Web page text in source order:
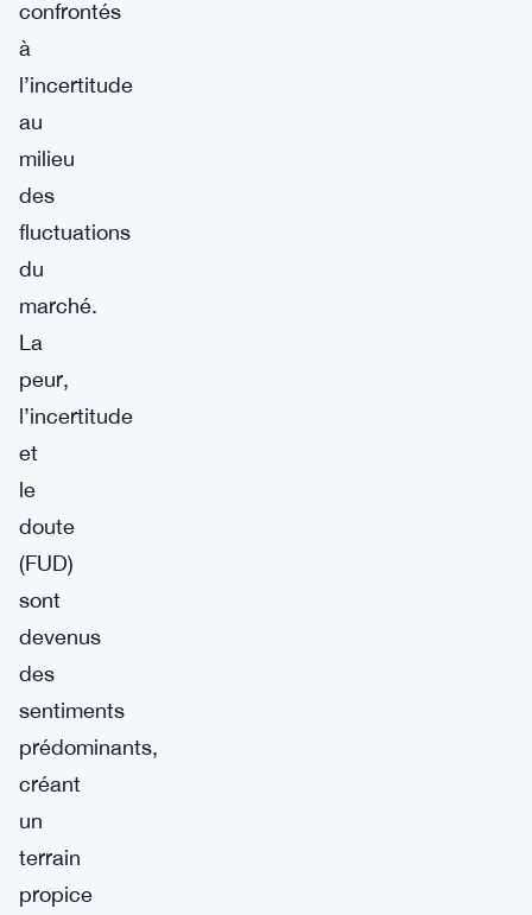
confrontés
à
l’incertitude
au
milieu
des
fluctuations
du
marché.
La
peur,
l’incertitude
et
le
doute
(FUD)
sont
devenus
des
sentiments
prédominants,
créant
un
terrain
propice